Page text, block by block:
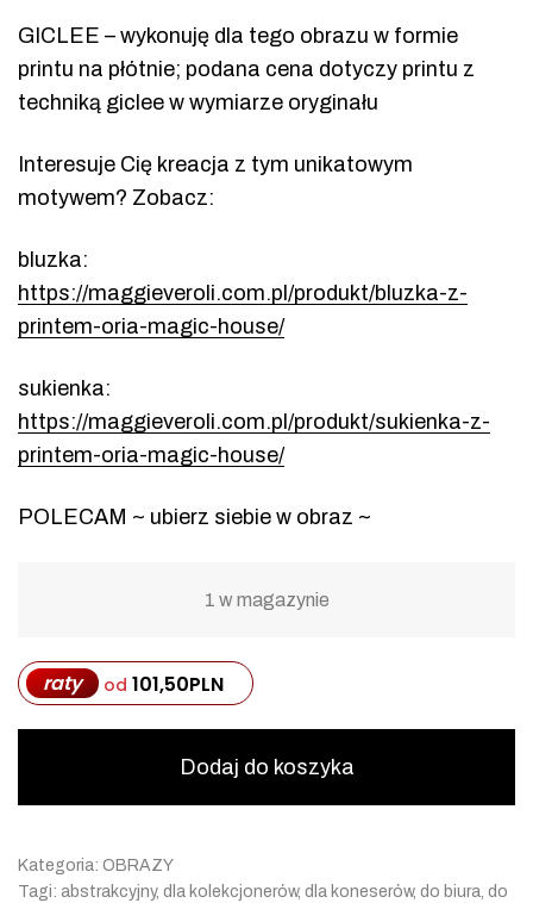
GICLEE – wykonuję dla tego obrazu w formie
printu na płótnie; podana cena dotyczy printu z
techniką giclee w wymiarze oryginału
Interesuje Cię kreacja z tym unikatowym
motywem? Zobacz:
bluzka:
https://maggieveroli.com.pl/produkt/bluzka-z-
printem-oria-magic-house/
sukienka:
https://maggieveroli.com.pl/produkt/sukienka-z-
printem-oria-magic-house/
POLECAM ~ ubierz siebie w obraz ~
1 w magazynie
raty od 101,50PLN
Dodaj do koszyka
Kategoria: OBRAZY
Tagi: abstrakcyjny, dla kolekcjonerów, dla koneserów, do biura, do